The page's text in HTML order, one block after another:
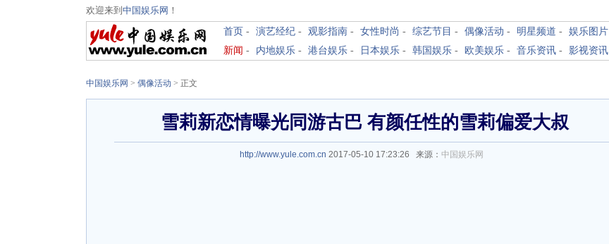
欢迎来到 中国娱乐网 ！
首页 - 演艺经纪 - 观影指南 - 女性时尚 - 综艺节目 - 偶像活动 - 明星频道 - 娱乐图片
新闻 - 内地娱乐 - 港台娱乐 - 日本娱乐 - 韩国娱乐 - 欧美娱乐 - 音乐资讯 - 影视资讯
中国娱乐网 > 偶像活动 > 正文
雪莉新恋情曝光同游古巴 有颜任性的雪莉偏爱大叔
http://www.yule.com.cn 2017-05-10 17:23:26 来源： 中国娱乐网